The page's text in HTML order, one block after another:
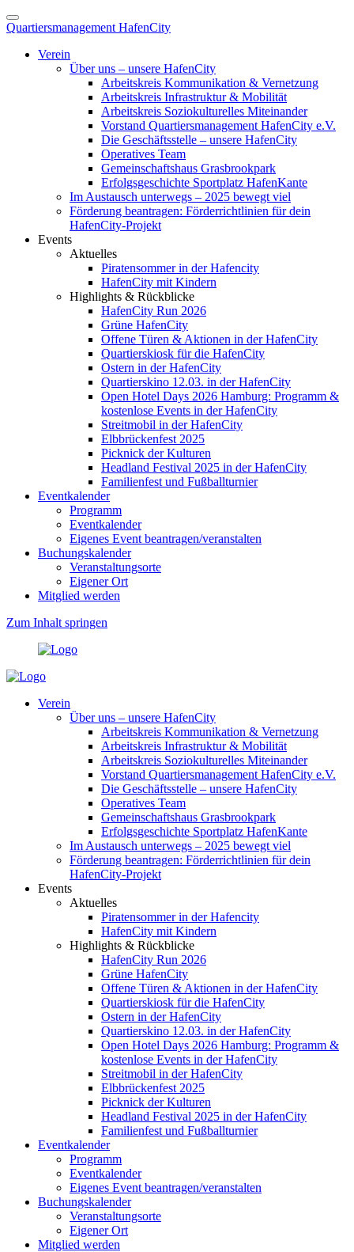
Quartiersmanagement HafenCity
Verein
Über uns – unsere HafenCity
Arbeitskreis Kommunikation & Vernetzung
Arbeitskreis Infrastruktur & Mobilität
Arbeitskreis Soziokulturelles Miteinander
Vorstand Quartiersmanagement HafenCity e.V.
Die Geschäftsstelle – unsere HafenCity
Operatives Team
Gemeinschaftshaus Grasbrookpark
Erfolgsgeschichte Sportplatz HafenKante
Im Austausch unterwegs – 2025 bewegt viel
Förderung beantragen: Förderrichtlinien für dein
HafenCity-Projekt
Events
Aktuelles
Piratensommer in der Hafencity
HafenCity mit Kindern
Highlights & Rückblicke
HafenCity Run 2026
Grüne HafenCity
Offene Türen & Aktionen in der HafenCity
Quartierskiosk für die HafenCity
Ostern in der HafenCity
Quartierskino 12.03. in der HafenCity
Open Hotel Days 2026 Hamburg: Programm &
kostenlose Events in der HafenCity
Streitmobil in der HafenCity
Elbbrückenfest 2025
Picknick der Kulturen
Headland Festival 2025 in der HafenCity
Familienfest und Fußballturnier
Eventkalender
Programm
Eventkalender
Eigenes Event beantragen/veranstalten
Buchungskalender
Veranstaltungsorte
Eigener Ort
Mitglied werden
Zum Inhalt springen
Verein
Über uns – unsere HafenCity
Arbeitskreis Kommunikation & Vernetzung
Arbeitskreis Infrastruktur & Mobilität
Arbeitskreis Soziokulturelles Miteinander
Vorstand Quartiersmanagement HafenCity e.V.
Die Geschäftsstelle – unsere HafenCity
Operatives Team
Gemeinschaftshaus Grasbrookpark
Erfolgsgeschichte Sportplatz HafenKante
Im Austausch unterwegs – 2025 bewegt viel
Förderung beantragen: Förderrichtlinien für dein
HafenCity-Projekt
Events
Aktuelles
Piratensommer in der Hafencity
HafenCity mit Kindern
Highlights & Rückblicke
HafenCity Run 2026
Grüne HafenCity
Offene Türen & Aktionen in der HafenCity
Quartierskiosk für die HafenCity
Ostern in der HafenCity
Quartierskino 12.03. in der HafenCity
Open Hotel Days 2026 Hamburg: Programm &
kostenlose Events in der HafenCity
Streitmobil in der HafenCity
Elbbrückenfest 2025
Picknick der Kulturen
Headland Festival 2025 in der HafenCity
Familienfest und Fußballturnier
Eventkalender
Programm
Eventkalender
Eigenes Event beantragen/veranstalten
Buchungskalender
Veranstaltungsorte
Eigener Ort
Mitglied werden